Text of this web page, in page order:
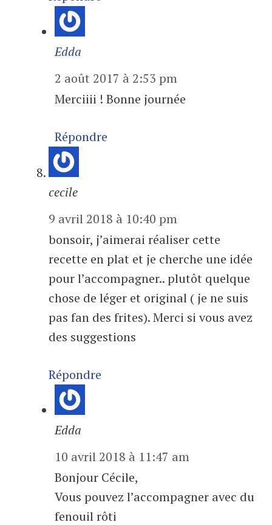
Edda
2 août 2017 à 2:53 pm
Merciiii ! Bonne journée
Répondre
cecile
9 avril 2018 à 10:40 pm
bonsoir, j’aimerai réaliser cette
recette en plat et je cherche une idée
pour l’accompagner.. plutôt quelque
chose de léger et original ( je ne suis
pas fan des frites). Merci si vous avez
des suggestions
Répondre
Edda
10 avril 2018 à 11:47 am
Bonjour Cécile,
Vous pouvez l’accompagner avec du
fenouil rôti